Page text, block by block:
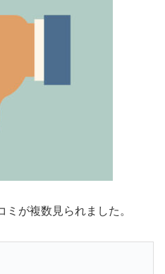
が複数見られました。